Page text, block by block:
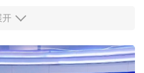
国制造惠及全球
气指数处于较景气区间
开